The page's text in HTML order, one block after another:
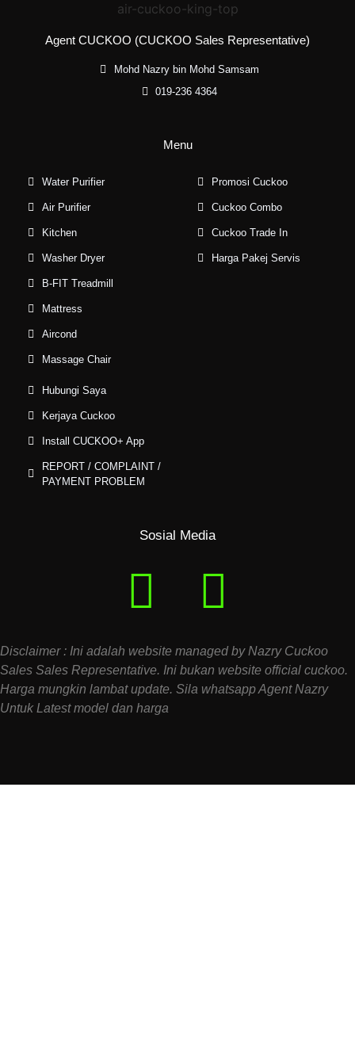
Agent CUCKOO (CUCKOO Sales Representative)
Mohd Nazry bin Mohd Samsam
019-236 4364
Menu
Water Purifier
Air Purifier
Kitchen
Washer Dryer
B-FIT Treadmill
Mattress
Aircond
Massage Chair
Promosi Cuckoo
Cuckoo Combo
Cuckoo Trade In
Harga Pakej Servis
Hubungi Saya
Kerjaya Cuckoo
Install CUCKOO+ App
REPORT / COMPLAINT /
PAYMENT PROBLEM
Sosial Media
Disclaimer : Ini adalah website managed by Nazry Cuckoo
Sales Sales Representative. Ini bukan website official cuckoo.
Harga mungkin lambat update. Sila whatsapp Agent Nazry
Untuk Latest model dan harga